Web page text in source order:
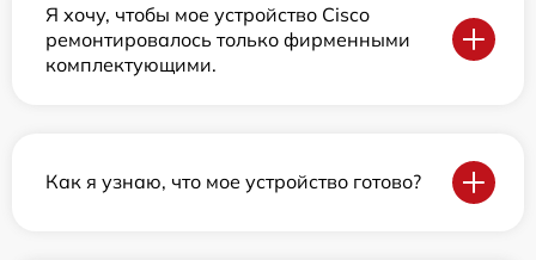
Я хочу, чтобы мое устройство Cisco
ремонтировалось только фирменными
комплектующими.
Как я узнаю, что мое устройство готово?